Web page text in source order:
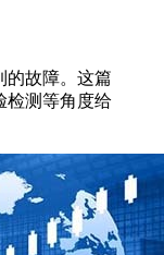
的故障。这篇
检测等角度给